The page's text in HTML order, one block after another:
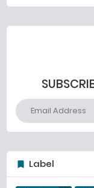
Label